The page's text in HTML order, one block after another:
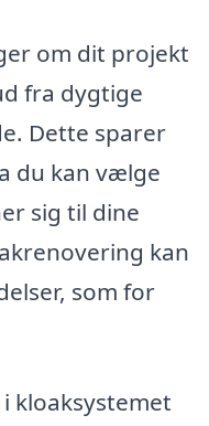
om dit projekt
fra dygtige
Dette sparer
du kan vælge
sig til dine
kan
som for
kloaksystemet